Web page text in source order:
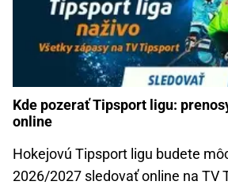
Kde pozerať Tipsport ligu:
online
Hokejovú Tipsport ligu budete
2026/2027 sledovať online na TV